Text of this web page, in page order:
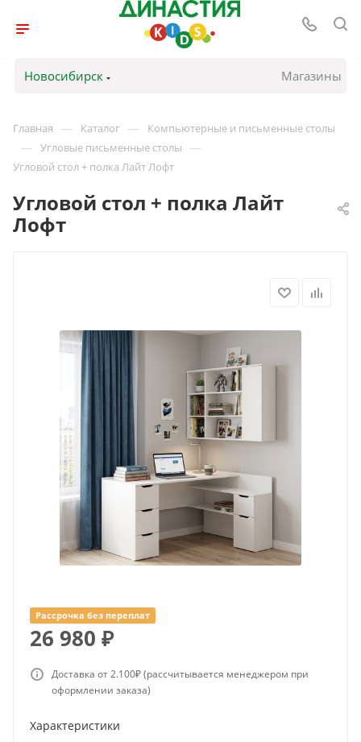
Новосибирск Магазины
Главная — Каталог — Компьютерные и письменные столы
— Угловые письменные столы —
Угловой стол + полка Лайт Лофт
Угловой стол + полка Лайт
Лофт
Рассрочка без переплат
26 980 ₽
Доставка от 2.100₽ (рассчитывается менеджером при
оформлении заказа)
Характеристики